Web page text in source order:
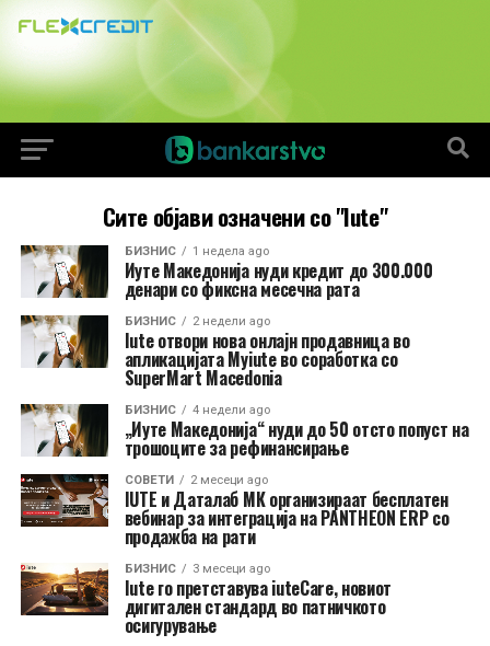
Сите објави означени со "Iute"
БИЗНИС 1 недела ago
Иуте Македонија нуди кредит до 300.000
денари со фиксна месечна рата
БИЗНИС 2 недели ago
Iute отвори нова онлајн продавница во
апликацијата Myiute во соработка со
SuperMart Macedonia
БИЗНИС 4 недели ago
„Иуте Македонија“ нуди до 50 отсто попуст на
трошоците за рефинансирање
СОВЕТИ 2 месеци ago
IUTE и Даталаб МК организираат бесплатен
вебинар за интеграција на PANTHEON ERP со
продажба на рати
БИЗНИС 3 месеци ago
Iute го претставува iuteCare, новиот
дигитален стандард во патничкото
осигурување